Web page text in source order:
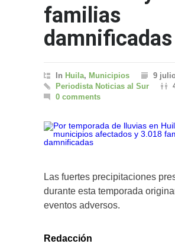
familias
damnificadas
In Huila, Municipios
9
Periodista Noticias al Sur
0 comments
Las fuertes precipitaciones
durante esta temporada
eventos adversos.
Redacción